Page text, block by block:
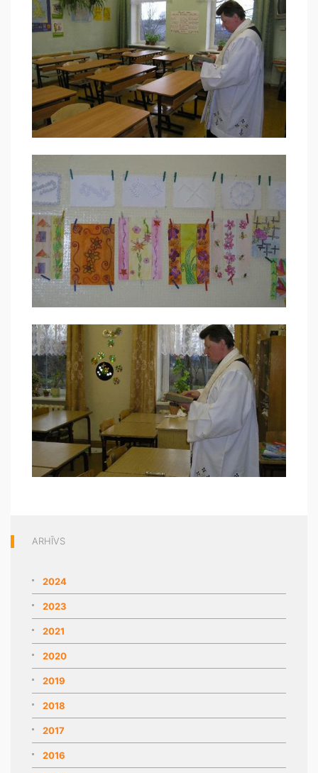
ARHĪVS
2024
2023
2021
2020
2019
2018
2017
2016